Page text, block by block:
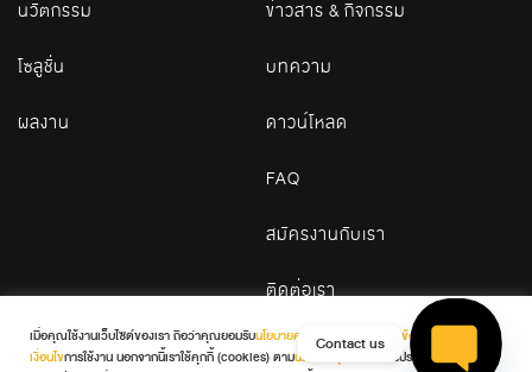
นวัตกรรม
โซลูชั่น
ผลงาน
ข่าวสาร & กิจกรรม
บทความ
ดาวน์โหลด
FAQ
สมัครงานกับเรา
ติดต่อเรา
เมื่อคุณใช้งานเว็บไซต์ของเรา ถือว่าคุณยอมรับนโยบายความเป็นส่วนตัว
ข้อกำหนดและ
เงื่อนไขการใช้งาน นอกจากนี้เราใช้คุกกี้ (cookies) ตามนโยบายคุกกี้
เพื่อเพิ่มประสบการณ์และ
Contact us